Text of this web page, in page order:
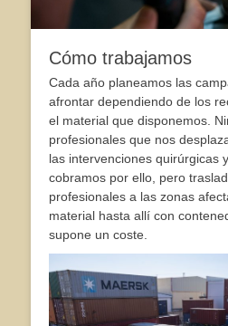
Cómo trabajamos
Cada año planeamos las
afrontar dependiendo de los
el material que disponemos.
profesionales que nos
las intervenciones quirúrgicas
cobramos por ello, pero
profesionales a las zonas
material hasta allí con
supone un coste.